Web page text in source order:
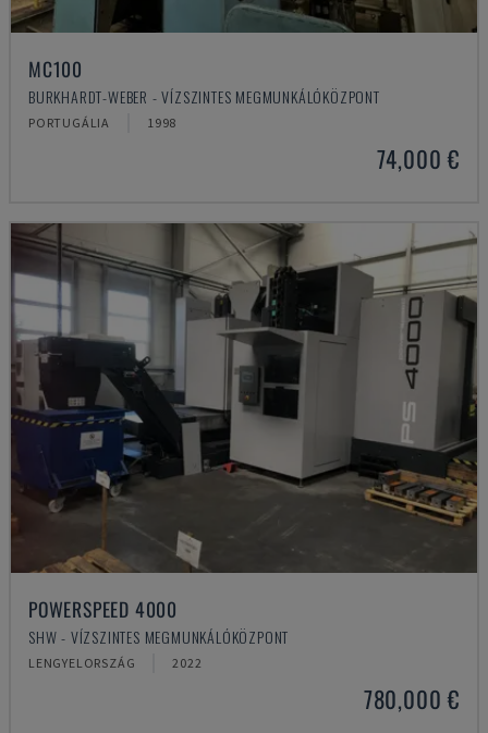
MC100
BURKHARDT-WEBER - VÍZSZINTES MEGMUNKÁLÓKÖZPONT
PORTUGÁLIA 1998
74,000 €
POWERSPEED 4000
SHW - VÍZSZINTES MEGMUNKÁLÓKÖZPONT
LENGYELORSZÁG 2022
780,000 €